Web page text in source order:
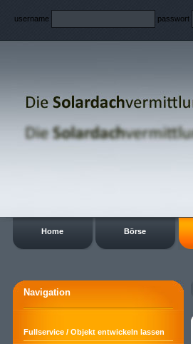
username passwort
Home Börse
Navigation
Fullservice / Objekt entwickeln lassen